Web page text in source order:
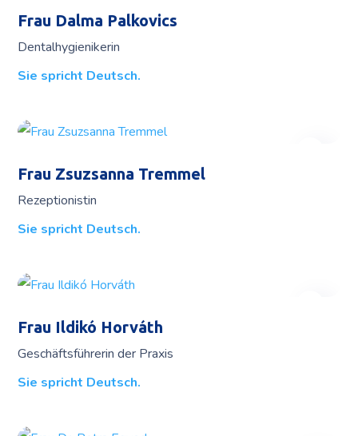
Frau Dalma Palkovics
Dentalhygienikerin
Sie spricht Deutsch.
Frau Zsuzsanna Tremmel
Rezeptionistin
Sie spricht Deutsch.
Frau Ildikó Horváth
Geschäftsführerin der Praxis
Sie spricht Deutsch.